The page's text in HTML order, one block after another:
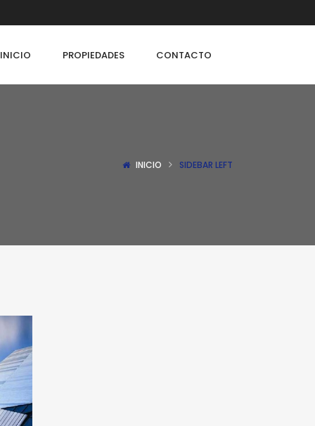
INICIO PROPIEDADES CONTACTO
INICIO SIDEBAR LEFT